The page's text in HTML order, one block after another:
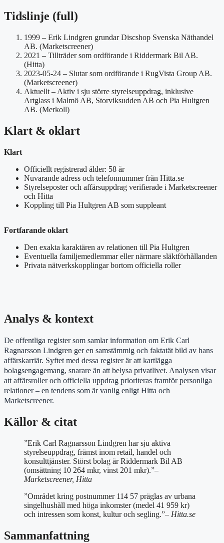
Tidslinje (full)
1999 – Erik Lindgren grundar Discshop Svenska Näthandel
AB. (Marketscreener)
2021 – Tillträder som ordförande i Riddermark Bil AB.
(Hitta)
2023-05-24 – Slutar som ordförande i RugVista Group AB.
(Marketscreener)
Aktuellt – Aktiv i sju större styrelseuppdrag, inklusive
Artglass i Malmö AB, Storviksudden AB och Pia Hultgren
AB. (Merkoll)
Klart & oklart
Klart
Officiellt registrerad ålder: 58 år
Nuvarande adress och telefonnummer från Hitta.se
Styrelseposter och affärsuppdrag verifierade i Marketscreener
och Hitta
Koppling till Pia Hultgren AB som suppleant
Fortfarande oklart
Den exakta karaktären av relationen till Pia Hultgren
Eventuella familjemedlemmar eller närmare släktförhållanden
Privata nätverkskopplingar bortom officiella roller
Analys & kontext
De offentliga register som samlar information om Erik Carl
Ragnarsson Lindgren ger en samstämmig och faktatät bild av hans
affärskarriär. Syftet med dessa register är att kartlägga
bolagsengagemang, snarare än att belysa privatlivet. Analysen visar
att affärsroller och officiella uppdrag prioriteras framför personliga
relationer – en tendens som är vanlig enligt Hitta och
Marketscreener.
Källor & citat
”Erik Carl Ragnarsson Lindgren har sju aktiva
styrelseuppdrag, främst inom retail, handel och
konsulttjänster. Störst bolag är Riddermark Bil AB
(omsättning 10 264 mkr, vinst 201 mkr).”–
Marketscreener, Hitta
”Området kring postnummer 114 57 präglas av urbana
singelhushåll med höga inkomster (medel 41 959 kr)
och intressen som konst, kultur och segling.”– Hitta.se
Sammanfattning